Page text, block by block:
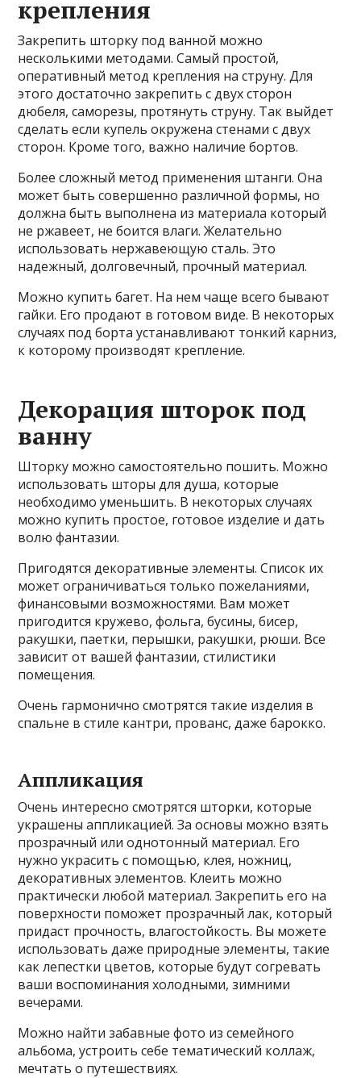
крепления
Закрепить шторку под ванной можно
несколькими методами. Самый простой,
оперативный метод крепления на струну. Для
этого достаточно закрепить с двух сторон
дюбеля, саморезы, протянуть струну. Так выйдет
сделать если купель окружена стенами с двух
сторон. Кроме того, важно наличие бортов.
Более сложный метод применения штанги. Она
может быть совершенно различной формы, но
должна быть выполнена из материала который
не ржавеет, не боится влаги. Желательно
использовать нержавеющую сталь. Это
надежный, долговечный, прочный материал.
Можно купить багет. На нем чаще всего бывают
гайки. Его продают в готовом виде. В некоторых
случаях под борта устанавливают тонкий карниз,
к которому производят крепление.
Декорация шторок под
ванну
Шторку можно самостоятельно пошить. Можно
использовать шторы для душа, которые
необходимо уменьшить. В некоторых случаях
можно купить простое, готовое изделие и дать
волю фантазии.
Пригодятся декоративные элементы. Список их
может ограничиваться только пожеланиями,
финансовыми возможностями. Вам может
пригодится кружево, фольга, бусины, бисер,
ракушки, паетки, перышки, ракушки, рюши. Все
зависит от вашей фантазии, стилистики
помещения.
Очень гармонично смотрятся такие изделия в
спальне в стиле кантри, прованс, даже барокко.
Аппликация
Очень интересно смотрятся шторки, которые
украшены аппликацией. За основы можно взять
прозрачный или однотонный материал. Его
нужно украсить с помощью, клея, ножниц,
декоративных элементов. Клеить можно
практически любой материал. Закрепить его на
поверхности поможет прозрачный лак, который
придаст прочность, влагостойкость. Вы можете
использовать даже природные элементы, такие
как лепестки цветов, которые будут согревать
ваши воспоминания холодными, зимними
вечерами.
Можно найти забавные фото из семейного
альбома, устроить себе тематический коллаж,
мечтать о путешествиях.